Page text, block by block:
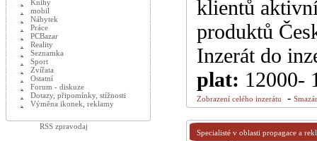
klientů
produktů
Inzerát do
plat: 12000-
Zobrazení celého inzerátu -
Specialisté v oblasti propagace a
Knihy
mobil
Nábytek
Práce
PCBazar
Reality
Seznamka
Sport
Zvířata
Ostatní
Forum - diskuze
Dotazy, připomínky, stížnosti
Výměna ikonek, reklamy
RSS zpravodaj